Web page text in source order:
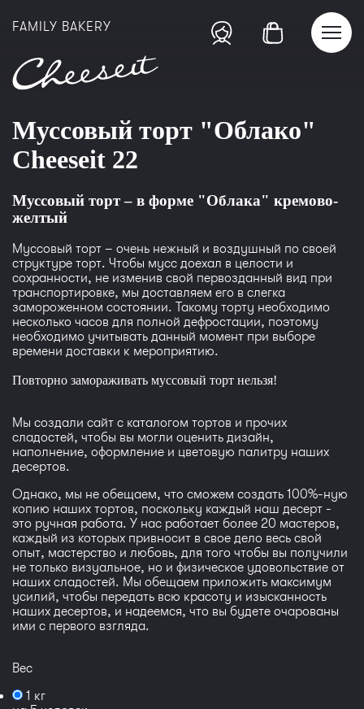
FAMILY BAKERY
Муссовый торт "Облако"
Cheeseit 22
Муссовый торт – в форме "Облака" кремово-
желтый
Муссовый торт – очень нежный и воздушный по своей
структуре торт. Чтобы мусс доехал в целости и
сохранности, не изменив свой первозданный вид при
транспортировке, мы доставляем его в слегка
замороженном состоянии. Такому торту необходимо
несколько часов для полной дефростации, поэтому
необходимо учитывать данный момент при выборе
времени доставки к мероприятию.
Повторно замораживать муссовый торт нельзя!
Мы создали сайт с каталогом тортов и прочих
сладостей, чтобы вы могли оценить дизайн,
наполнение, оформление и цветовую палитру наших
десертов.
Однако, мы не обещаем, что сможем создать 100%-ную
копию наших тортов, поскольку каждый наш десерт -
это ручная работа. У нас работает более 20 мастеров,
каждый из которых привносит в свое дело весь свой
опыт, мастерство и любовь, для того чтобы вы получили
не только визуальное, но и физическое удовольствие от
наших сладостей. Мы обещаем приложить максимум
усилий, чтобы передать всю красоту и изысканность
наших десертов, и надеемся, что вы будете очарованы
ими с первого взгляда.
Вес
1 кг